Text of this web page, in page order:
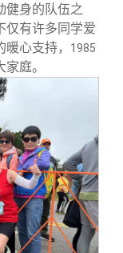
健身的队伍之
仅有许多同学爱
心支持，
1985
庭。